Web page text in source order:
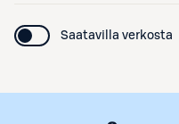
Saatavilla verkosta